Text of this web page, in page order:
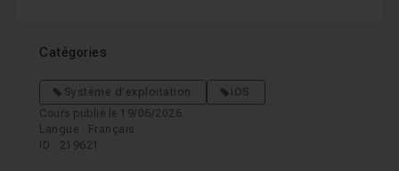
Catégories
Système d'exploitation
iOS
Cours publié le 19/06/2026
Langue : Français
ID : 219621